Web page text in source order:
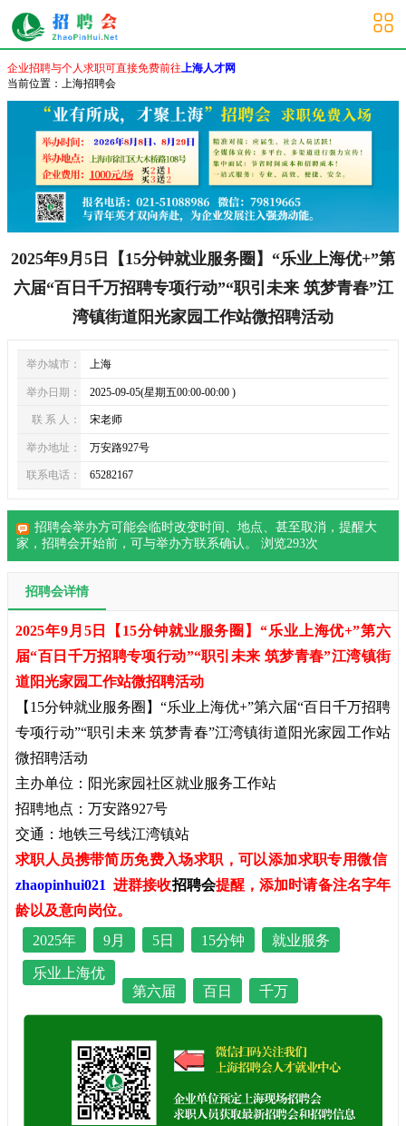
上海其他招聘会
企业招聘与个人求职可直接免费前往上海人才网
当前位置： 上海招聘会
2025年9月5日【15分钟就业服务圈】“乐业上海优+”第
六届“百日千万招聘专项行动”“职引未来 筑梦青春”江
湾镇街道阳光家园工作站微招聘活动
举办城市： 上海
举办日期： 2025-09-05(星期五00:00-00:00 )
联 系 人： 宋老师
举办地址： 万安路927号
联系电话： 65282167
招聘会举办方可能会临时改变时间、地点、甚至取消，提醒大
家， 招聘会开始前，可与举办方联系确认。 浏览293次
招聘会详情
2025年9月5日【15分钟就业服务圈】“乐业上海优+”第六
届“百日千万招聘专项行动”“职引未来 筑梦青春”江湾镇街
道阳光家园工作站微招聘活动
【15分钟就业服务圈】“乐业上海优+”第六届“百日千万招聘
专项行动”“职引未来 筑梦青春”江湾镇街道阳光家园工作站
微招聘活动
主办单位：阳光家园社区就业服务工作站
招聘地点：万安路927号
交通：地铁三号线江湾镇站
求职人员携带简历免费入场求职，可以添加求职专用微信
zhaopinhui021 进群接收招聘会提醒，添加时请备注名字年
龄以及意向岗位。
2025年
9月 5日 15分钟 就业服务
乐业上海优
第六届
百日 千万